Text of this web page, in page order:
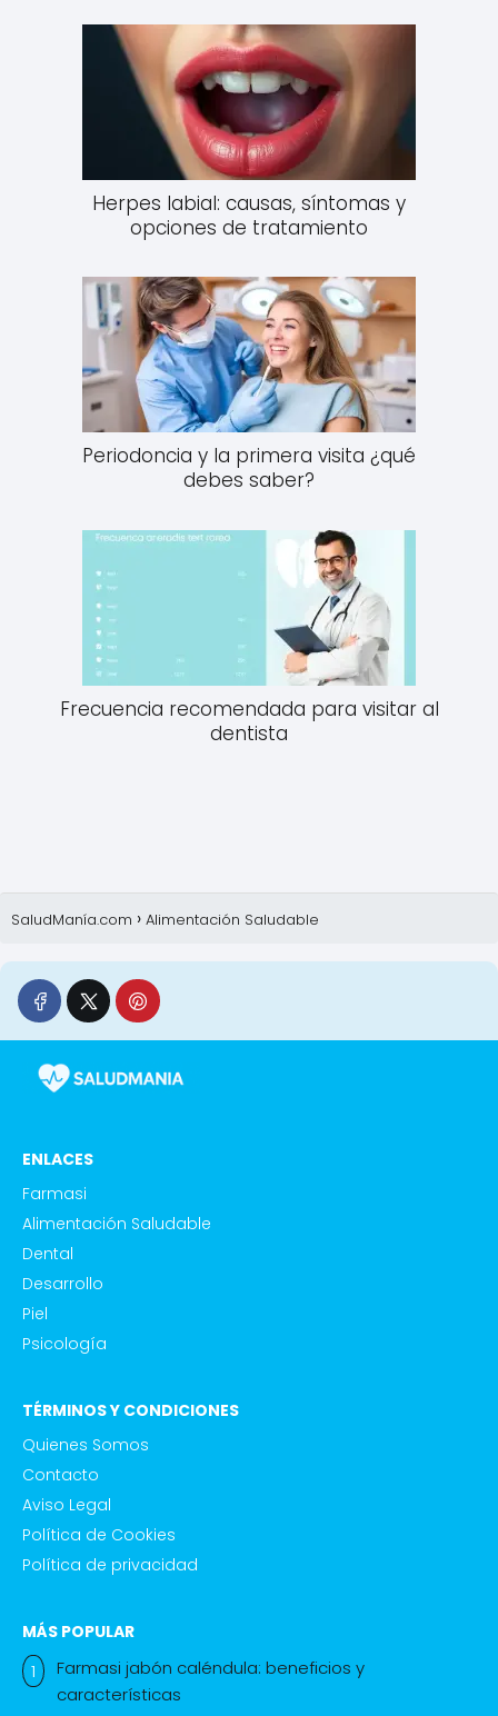
Herpes labial: causas, síntomas y
opciones de tratamiento
Periodoncia y la primera visita ¿qué
debes saber?
Frecuencia recomendada para visitar al
dentista
SaludManía.com Alimentación Saludable
ENLACES
Farmasi
Alimentación Saludable
Dental
Desarrollo
Piel
Psicología
TÉRMINOS Y CONDICIONES
Quienes Somos
Contacto
Aviso Legal
Política de Cookies
Política de privacidad
MÁS POPULAR
Farmasi jabón caléndula: beneficios y
características